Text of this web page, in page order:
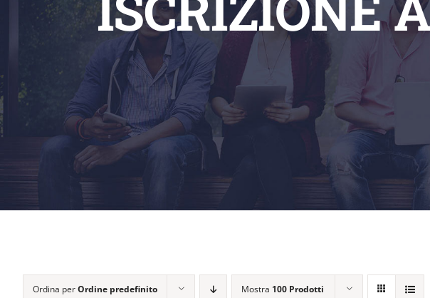
Ordina perOrdine predefinito Mostra 100 Prodotti